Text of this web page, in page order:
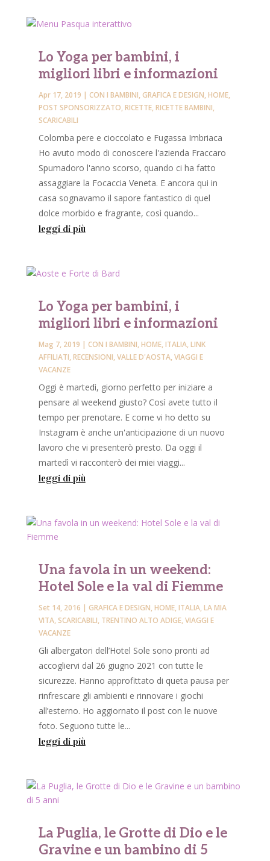
Lo Yoga per bambini, i
migliori libri e informazioni
Apr 17, 2019 | CON I BAMBINI,GRAFICA E DESIGN,HOME,
POST SPONSORIZZATO,RICETTE,RICETTE BAMBINI,
SCARICABILI
Colomba pere e cioccolato e Fugassa Imbriaca
Ho avuto modo di conoscere l'azienda Fraccaro
Spumadoro l'anno scorso, quando ci ha fatto
assaggiare la Focaccia Veneta. E ancora qui in
casa sognavamo il sapore fantastico di quel
dolce morbido e fragrante, così quando...
leggi di più
Lo Yoga per bambini, i
migliori libri e informazioni
Mag 7, 2019 | CON I BAMBINI,HOME,ITALIA,LINK
AFFILIATI,RECENSIONI,VALLE D'AOSTA,VIAGGI E
VACANZE
Oggi è martedì, giorno perfetto per iniziare a
pensare al weekend giusto? Così avete tutto il
tempo per prenotare. E come vi ho detto su
Instagram è anche un'anticipazione di un nuovo
lavoro che vi presenterò presto. Da oggi il
martedì vi racconterò dei miei viaggi...
leggi di più
Una favola in un weekend:
Hotel Sole e la val di Fiemme
Set 14, 2016 | GRAFICA E DESIGN,HOME,ITALIA,LA MIA
VITA,SCARICABILI, TRENTINO ALTO ADIGE,VIAGGI E
VACANZE
Gli albergatori dell’Hotel Sole sono pronti ad
accogliervi dal 26 giugno 2021 con tutte le
sicurezze. Hanno approfittato di queta pausa per
rinfrescare gli ambienti e rinnovare i giochi
all’esterno. Ho aggiornato il post con le nuove
foto. Seguono tutte le...
leggi di più
La Puglia, le Grotte di Dio e le
Gravine e un bambino di 5